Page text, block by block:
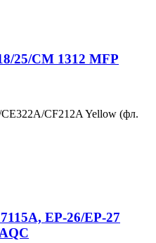
25/CM 1312 MFP
CF212A Yellow (фл.
EP-26/EP-27